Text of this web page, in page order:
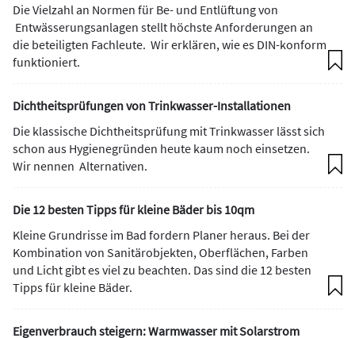
Die Vielzahl an Normen für Be- und Entlüftung von
Entwässerungsanlagen stellt höchste Anforderungen an
die beteiligten Fachleute. Wir erklären, wie es DIN-konform
funktioniert.
Dichtheitsprüfungen von ­Trinkwasser-Installationen
Die klassische Dichtheitsprüfung mit Trinkwasser lässt sich
schon aus Hygienegründen heute kaum noch einsetzen.
Wir nennen Alternativen.
Die 12 besten Tipps für kleine Bäder bis 10qm
Kleine Grundrisse im Bad fordern Planer heraus. Bei der
Kombination von Sanitärobjekten, Oberflächen, Farben
und Licht gibt es viel zu beachten. Das sind die 12 besten
Tipps für kleine Bäder.
Eigenverbrauch steigern: Warmwasser mit Solarstrom